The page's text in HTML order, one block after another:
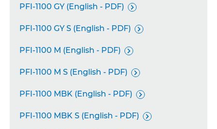
PFI-1100 GY (English - PDF) 
PFI-1100 GY S (English - PDF) 
PFI-1100 M (English - PDF) 
PFI-1100 M S (English - PDF) 
PFI-1100 MBK (English - PDF) 
PFI-1100 MBK S (English - PDF) 